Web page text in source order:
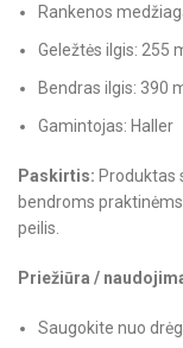
Rankenos
Geležtės ilgis: 255
Bendras ilgis: 390
Gamintojas: Haller
Paskirtis: Produktas
bendroms
peilis.
Priežiūra /
Saugokite nuo